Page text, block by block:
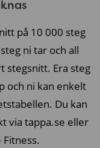
på 10 000 steg
ni tar och all
stegsnitt. Era steg
och ni kan enkelt
Du kan
via tappa.se eller
Fitness.